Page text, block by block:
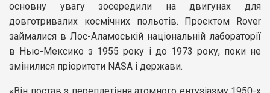
основну увагу зосередили на двигунах для
довготривалих космічних польотів. Проєктом Rover
займалися в Лос-Аламоській національній лабораторії
в Нью-Мексико з 1955 року і до 1973 року, поки не
змінилися пріоритети NASA і держави.